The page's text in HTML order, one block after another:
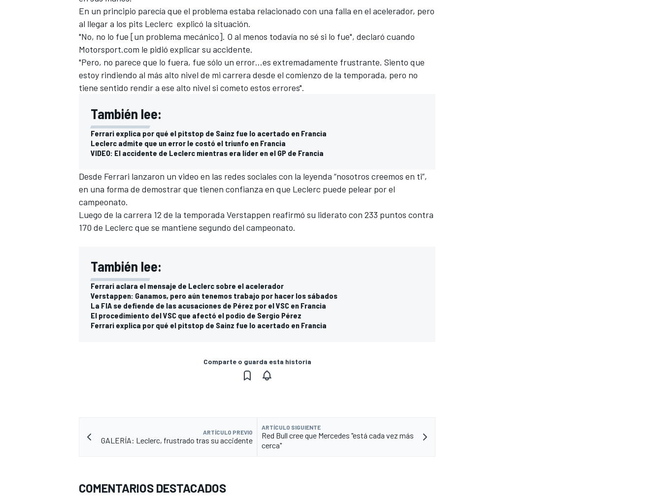
WRC
En un principio parecía que el problema estaba relacionado con una falla en el acelerador, pero
al llegar a los pits Leclerc explicó la situación.
"No, no lo fue [un problema mecánico]. O al menos todavía no sé si lo fue", declaró cuando
Motorsport.com le pidió explicar su accidente.
"Pero, no parece que lo fuera, fue sólo un error…es extremadamente frustrante. Siento que
estoy rindiendo al más alto nivel de mi carrera desde el comienzo de la temporada, pero no
tiene sentido rendir a ese alto nivel si cometo estos errores".
También lee:
Ferrari explica por qué el pitstop de Sainz fue lo acertado en Francia
Leclerc admite que un error le costó el triunfo en Francia
VIDEO: El accidente de Leclerc mientras era líder en el GP de Francia
Desde Ferrari lanzaron un video en las redes sociales con la leyenda “nosotros creemos en ti”,
en una forma de demostrar que tienen confianza en que Leclerc puede pelear por el
campeonato.
Luego de la carrera 12 de la temporada Verstappen reafirmó su liderato con 233 puntos contra
170 de Leclerc que se mantiene segundo del campeonato.
También lee:
Ferrari aclara el mensaje de Leclerc sobre el acelerador
Verstappen: Ganamos, pero aún tenemos trabajo por hacer los sábados
La FIA se defiende de las acusaciones de Pérez por el VSC en Francia
El procedimiento del VSC que afectó el podio de Sergio Pérez
Ferrari explica por qué el pitstop de Sainz fue lo acertado en Francia
Comparte o guarda esta historia
ARTÍCULO PREVIO
GALERÍA: Leclerc, frustrado tras su accidente
ARTÍCULO SIGUIENTE
Red Bull cree que Mercedes "está cada vez más
cerca"
COMENTARIOS DESTACADOS